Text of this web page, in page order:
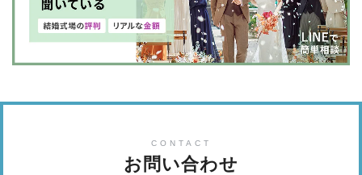
CONTACT
お問い合わせ